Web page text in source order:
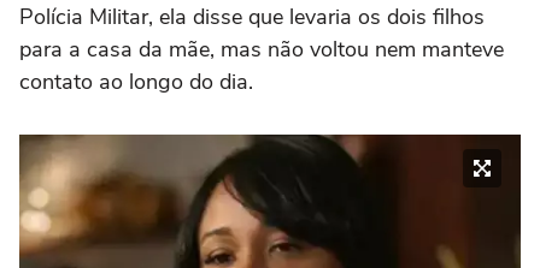
Polícia Militar, ela disse que levaria os dois filhos
para a casa da mãe, mas não voltou nem manteve
contato ao longo do dia.